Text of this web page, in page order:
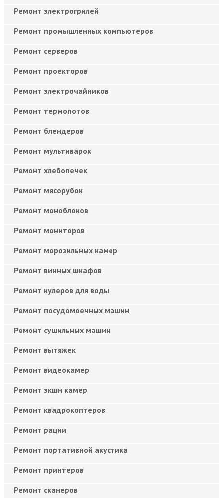
Ремонт электрогрилей
Ремонт промышленных компьютеров
Ремонт серверов
Ремонт проекторов
Ремонт электрочайников
Ремонт термопотов
Ремонт блендеров
Ремонт мультиварок
Ремонт хлебопечек
Ремонт мясорубок
Ремонт моноблоков
Ремонт мониторов
Ремонт морозильных камер
Ремонт винных шкафов
Ремонт кулеров для воды
Ремонт посудомоечных машин
Ремонт сушильных машин
Ремонт вытяжек
Ремонт видеокамер
Ремонт экшн камер
Ремонт квадрокоптеров
Ремонт рации
Ремонт портативной акустика
Ремонт принтеров
Ремонт сканеров